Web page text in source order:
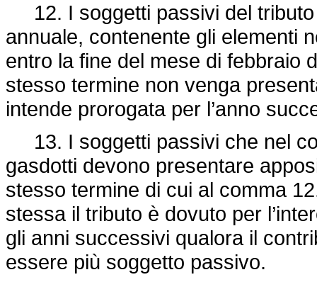
12. I soggetti passivi del tributo
annuale, contenente gli elementi
entro la fine del mese di febbraio
stesso termine non venga
intende prorogata per l’anno
13. I soggetti passivi che nel
gasdotti devono presentare
stesso termine di cui al comma
stessa il tributo è dovuto per
gli anni successivi qualora il
essere più soggetto passivo.